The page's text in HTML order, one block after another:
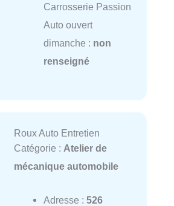
Carrosserie Passion
Auto ouvert
dimanche : non
renseigné
Roux Auto Entretien
Catégorie : Atelier de
mécanique automobile
Adresse : 526